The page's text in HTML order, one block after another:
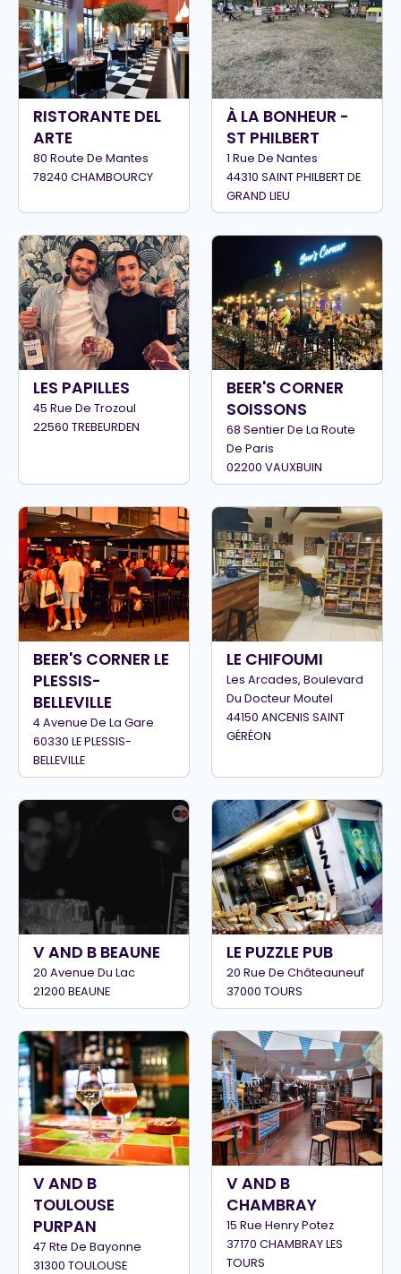
RISTORANTE DEL
ARTE
80 Route De Mantes
78240 CHAMBOURCY
À LA BONHEUR -
ST PHILBERT
1 Rue De Nantes
44310 SAINT PHILBERT DE
GRAND LIEU
LES PAPILLES
45 Rue De Trozoul
22560 TREBEURDEN
BEER'S CORNER
SOISSONS
68 Sentier De La Route
De Paris
02200 VAUXBUIN
BEER'S CORNER LE
PLESSIS-
BELLEVILLE
4 Avenue De La Gare
60330 LE PLESSIS-
BELLEVILLE
LE CHIFOUMI
Les Arcades, Boulevard
Du Docteur Moutel
44150 ANCENIS SAINT
GÉRÉON
V AND B BEAUNE
20 Avenue Du Lac
21200 BEAUNE
LE PUZZLE PUB
20 Rue De Châteauneuf
37000 TOURS
V AND B
TOULOUSE
PURPAN
47 Rte De Bayonne
31300 TOULOUSE
V AND B
CHAMBRAY
15 Rue Henry Potez
37170 CHAMBRAY LES
TOURS